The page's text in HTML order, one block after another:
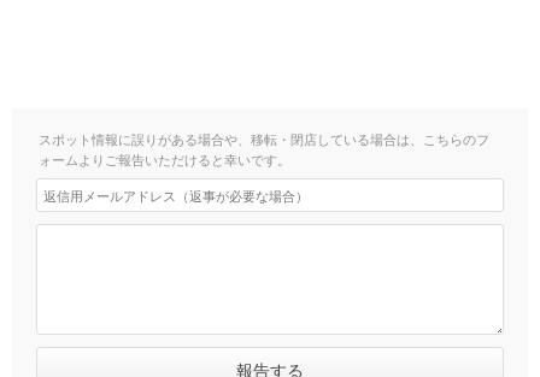
スポット情報に誤りがある場合や、移転・閉店している場合は、こちらのフ
ォームよりご報告いただけると幸いです。